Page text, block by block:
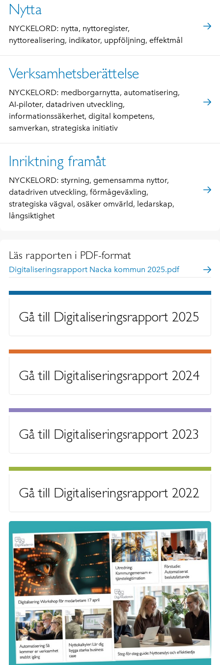
Nytta
NYCKELORD: nytta, nyttoregister,
nyttorealisering, indikator, uppföljning, effektmål
Verksamhetsberättelse
NYCKELORD: medborgarnytta, automatisering,
AI-piloter, datadriven utveckling,
informationssäkerhet, digital kompetens,
samverkan, strategiska initiativ
Inriktning framåt
NYCKELORD: styrning, gemensamma nyttor,
datadriven utveckling, förmågeväxling,
strategiska vägval, osäker omvärld, ledarskap,
långsiktighet
Läs rapporten i PDF-format
Digitaliseringsrapport Nacka kommun 2025.pdf
Gå till Digitaliseringsrapport 2025
Gå till Digitaliseringsrapport 2024
Gå till Digitaliseringsrapport 2023
Gå till Digitaliseringsrapport 2022